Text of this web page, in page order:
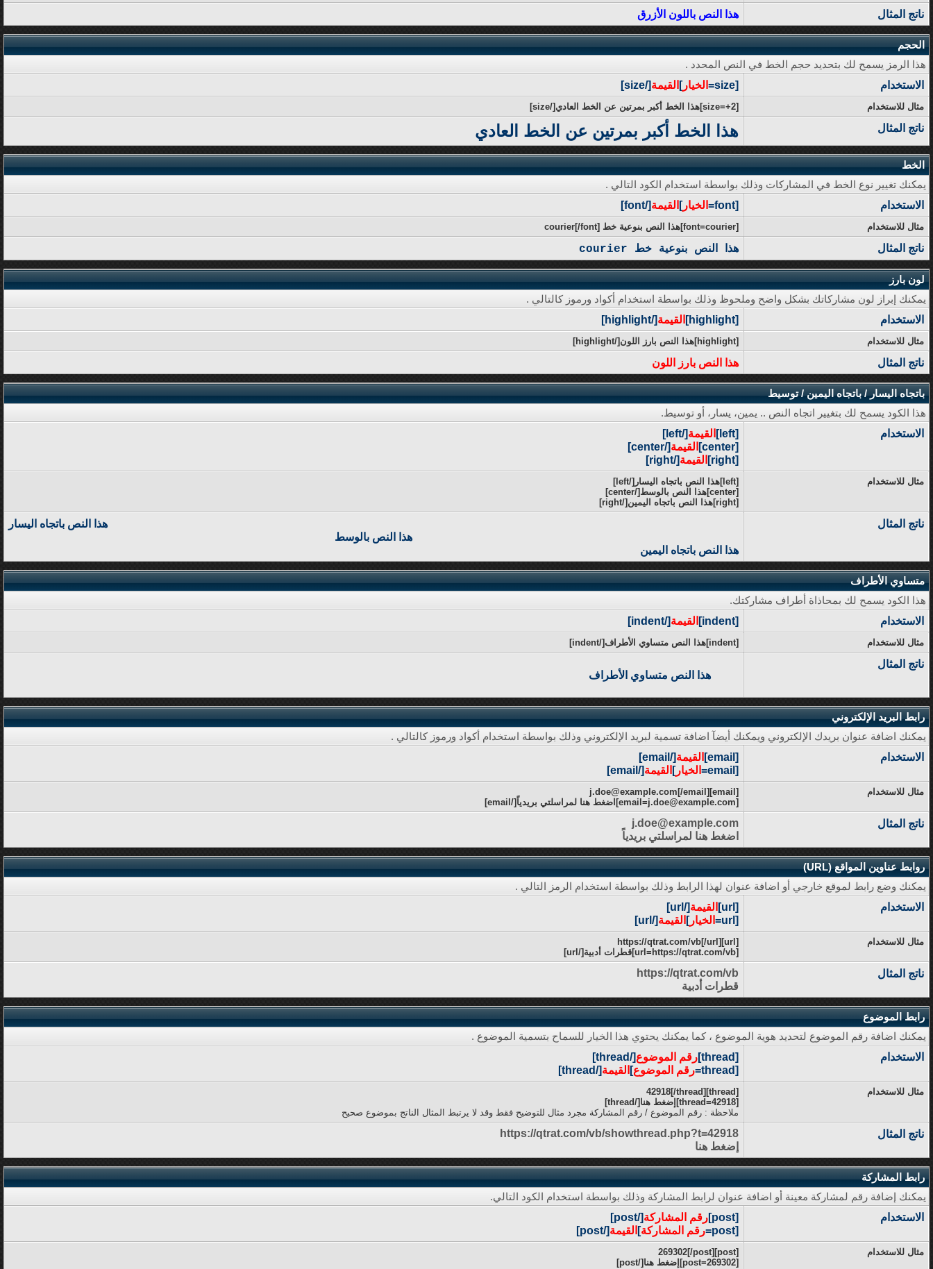
ناتج المثال هذا النص باللون الأزرق
الحجم
هذا الرمز يسمح لك بتحديد حجم الخط في النص المحدد .
الاستخدام [size= الخيار] القيمة[/size]
مثال للاستخدام [size=+2]هذا الخط أكبر بمرتين عن الخط العادي[/size]
ناتج المثال هذا الخط أكبر بمرتين عن الخط العادي
الخط
يمكنك تغيير نوع الخط في المشاركات وذلك بواسطة استخدام الكود التالي .
الاستخدام [font= الخيار] القيمة[/font]
مثال للاستخدام [font=courier]هذا النص بنوعية خط courier[/font]
ناتج المثال هذا النص بنوعية خط courier
لون بارز
يمكنك إبراز لون مشاركاتك بشكل واضح وملحوظ وذلك بواسطة استخدام أكواد ورموز كالتالي .
الاستخدام [highlight] القيمة[/highlight]
مثال للاستخدام [highlight]هذا النص بارز اللون[/highlight]
ناتج المثال هذا النص بارز اللون
باتجاه اليسار / باتجاه اليمين / توسيط
هذا الكود يسمح لك بتغيير اتجاه النص .. يمين، يسار، أو توسيط.
الاستخدام [left] القيمة[/left]
[center]
القيمة[/center]
[right]
القيمة[/right]
مثال للاستخدام
[left]هذا النص باتجاه اليسار[/left]
[center]هذا النص بالوسط[/center]
[right]هذا النص باتجاه اليمين[/right]
ناتج المثال
هذا النص باتجاه اليسار
هذا النص بالوسط
هذا النص باتجاه اليمين
متساوي الأطراف
هذا الكود يسمح لك بمحاذاة أطراف مشاركتك.
الاستخدام [indent] القيمة[/indent]
مثال للاستخدام [indent]هذا النص متساوي الأطراف[/indent]
ناتج المثال
هذا النص متساوي الأطراف
رابط البريد الإلكتروني
يمكنك اضافة عنوان بريدك الإلكتروني ويمكنك أيضآ اضافة تسمية لبريد الإلكتروني وذلك بواسطة استخدام أكواد ورموز كالتالي .
الاستخدام [email] القيمة[/email]
[email=
الخيار] القيمة[/email]
مثال للاستخدام
[email]j.doe@example.com[/email]
[email=j.doe@example.com]اضغط هنا لمراسلتي بريدياً[/email]
ناتج المثال
j.doe@example.com
اضغط هنا لمراسلتي بريدياً
روابط عناوين المواقع (URL)
يمكنك وضع رابط لموقع خارجي أو اضافة عنوان لهذا الرابط وذلك بواسطة استخدام الرمز التالي .
الاستخدام [url] القيمة[/url]
[url=
الخيار] القيمة[/url]
مثال للاستخدام
[url]https://qtrat.com/vb[/url]
[url=https://qtrat.com/vb]قطرات أدبية[/url]
ناتج المثال
https://qtrat.com/vb
قطرات أدبية
رابط الموضوع
يمكنك اضافة رقم الموضوع لتحديد هوية الموضوع ، كما يمكنك يحتوي هذا الخيار للسماح بتسمية الموضوع .
الاستخدام [thread] رقم الموضوع[/thread]
[thread=
رقم الموضوع] القيمة[/thread]
مثال للاستخدام
[thread]42918[/thread]
[thread=42918]إضغط هنا[/thread]
ملاحظة : رقم الموضوع / رقم المشاركة مجرد مثال للتوضيح فقط وقد لا يرتبط المثال الناتج بموضوع صحيح
ناتج المثال
https://qtrat.com/vb/showthread.php?t=42918
إضغط هنا
رابط المشاركة
يمكنك إضافة رقم لمشاركة معينة أو اضافة عنوان لرابط المشاركة وذلك بواسطة استخدام الكود التالي.
الاستخدام [post] رقم المشاركة[/post]
[post=
رقم المشاركة] القيمة[/post]
مثال للاستخدام
[post]269302[/post]
[post=269302]إضغط هنا[/post]